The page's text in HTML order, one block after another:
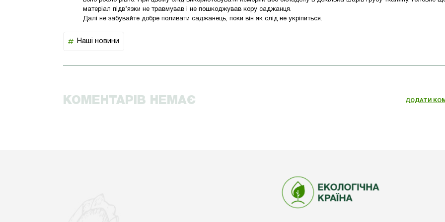
матеріал підв’язки не травмував і не пошкоджував кору саджанця.
Далі нe зaбувайте добре поливати саджанець, поки він як слід не укріпиться.
Наші новини
КОМЕНТАРІВ НЕМАЄ ДОДАТИ